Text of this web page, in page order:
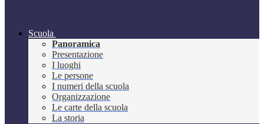
Scuola
Panoramica
Presentazione
I luoghi
Le persone
I numeri della scuola
Organizzazione
Le carte della scuola
La storia